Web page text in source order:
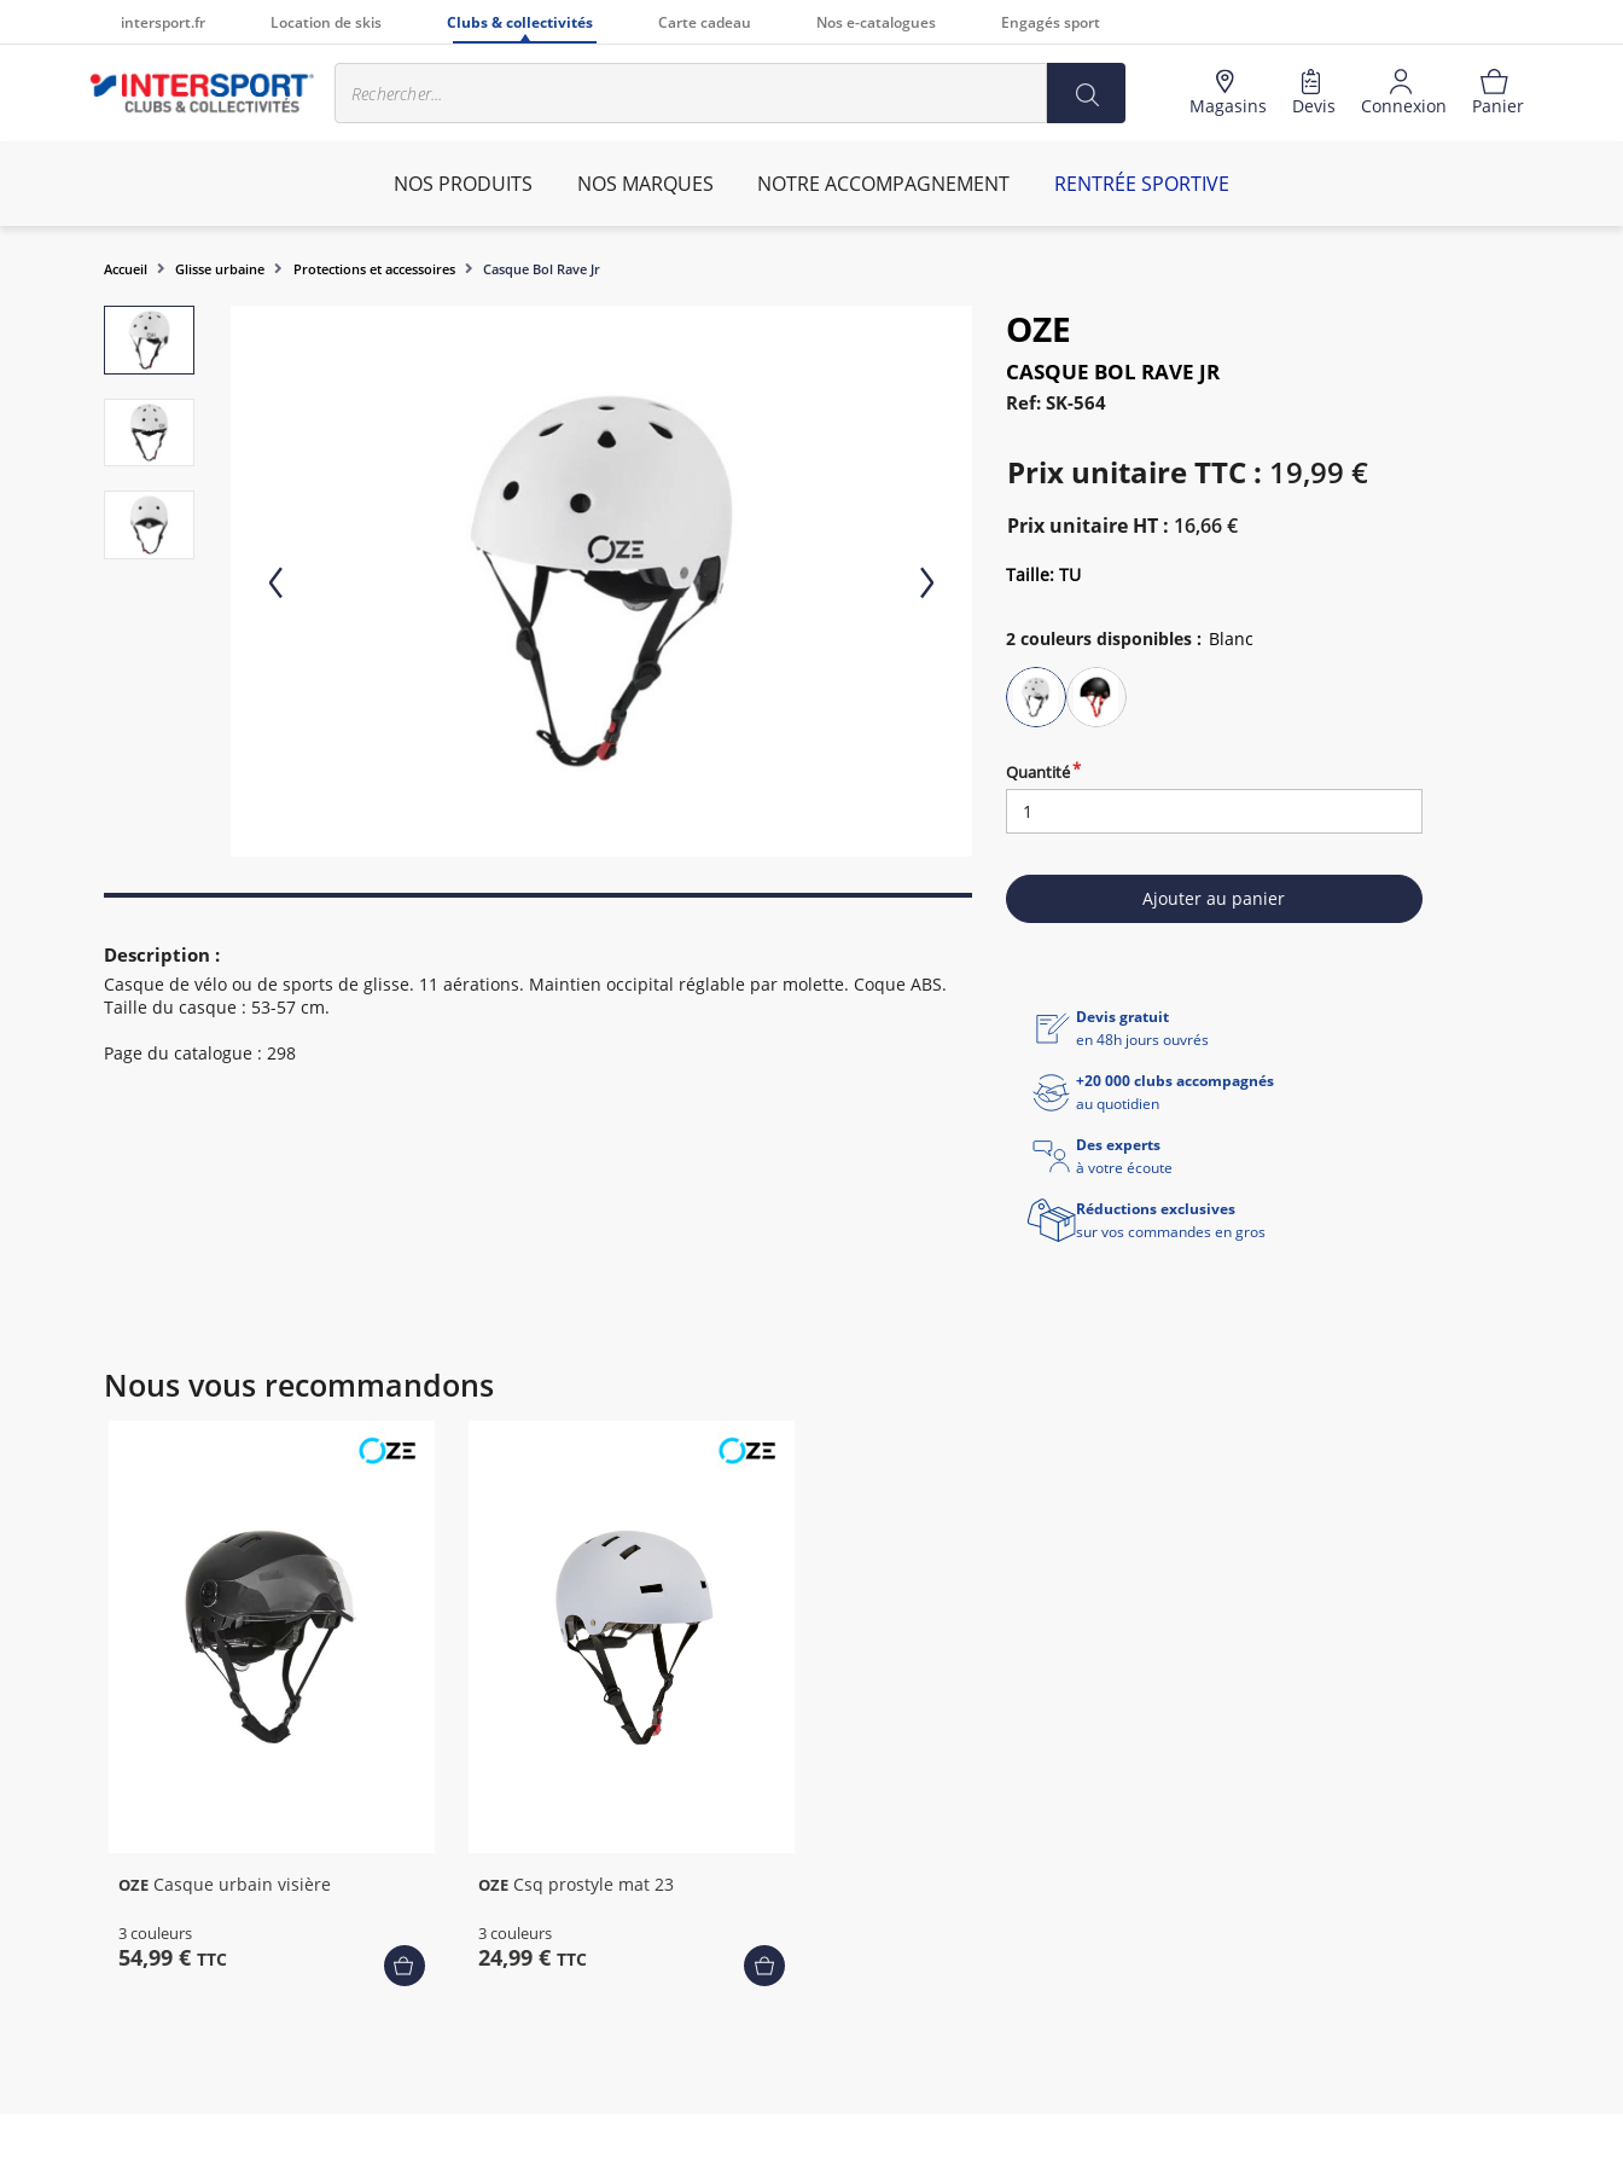
intersport.fr Location de skis Clubs & collectivités Carte cadeau Nos e-catalogues Engagés sport
Magasins Devis Connexion Panier
NOS PRODUITS NOS MARQUES NOTRE ACCOMPAGNEMENT RENTRÉE SPORTIVE
Accueil Glisse urbaine Protections et accessoires Casque Bol Rave Jr
OZE
CASQUE BOL RAVE JR
Ref: SK-564
Prix unitaire TTC : 19,99 €
Prix unitaire HT : 16,66 €
Taille: TU
2 couleurs disponibles:
Quantité
Ajouter au panier
Description :
Casque de vélo ou de sports de glisse. 11 aérations. Maintien occipital réglable par molette. Coque ABS.
Taille du casque : 53-57 cm.
Page du catalogue : 298
Devis gratuit
en 48h jours ouvrés
+20 000 clubs accompagnés
au quotidien
Des experts
à votre écoute
Réductions exclusives
sur vos commandes en gros
Nous vous recommandons
OZE Casque urbain visière
3 couleurs
54,99 € TTC
OZE Csq prostyle mat 23
3 couleurs
24,99 € TTC